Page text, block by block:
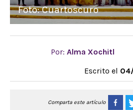
Foto: Cuartoscuro
Por: Alma Xochitl
Escrito el
Comparta este artículo